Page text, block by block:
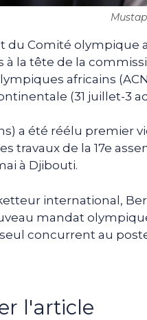
du Comité olympique
à la tête de la
africains
(31 juillet-3
a été réélu premier
travaux de la 17e
à Djibouti.
international,
mandat
concurrent au
l'article